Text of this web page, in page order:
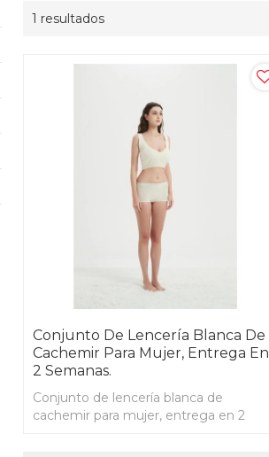
1 resultados
Conjunto De Lencería Blanca De
Cachemir Para Mujer, Entrega En
2 Semanas.
Conjunto de lencería blanca de
cachemir para mujer, entrega en 2